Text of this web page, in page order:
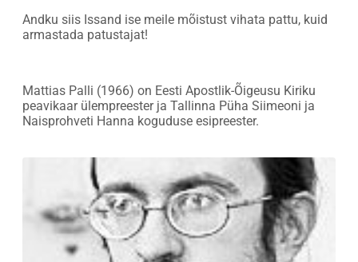
Andku siis Issand ise meile mõistust vihata pattu, kuid
armastada patustajat!
Mattias Palli (1966) on Eesti Apostlik-Õigeusu Kiriku
peavikaar ülempreester ja Tallinna Püha Siimeoni ja
Naisprohveti Hanna koguduse esipreester.